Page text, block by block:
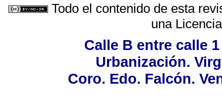
Todo el contenido de esta
una
Calle B entre calle
Urbanización.
Coro. Edo. Falcón.